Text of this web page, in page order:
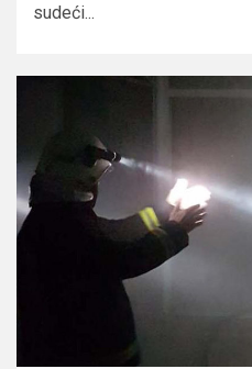
sudeći...